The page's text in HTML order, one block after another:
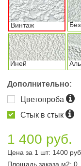
Винтаж
Иней
Дополнительно:
Цветопроба
Стык в стык
1 400 руб.
Цена за 1 шт: 1400
Площадь заказа м2: 0